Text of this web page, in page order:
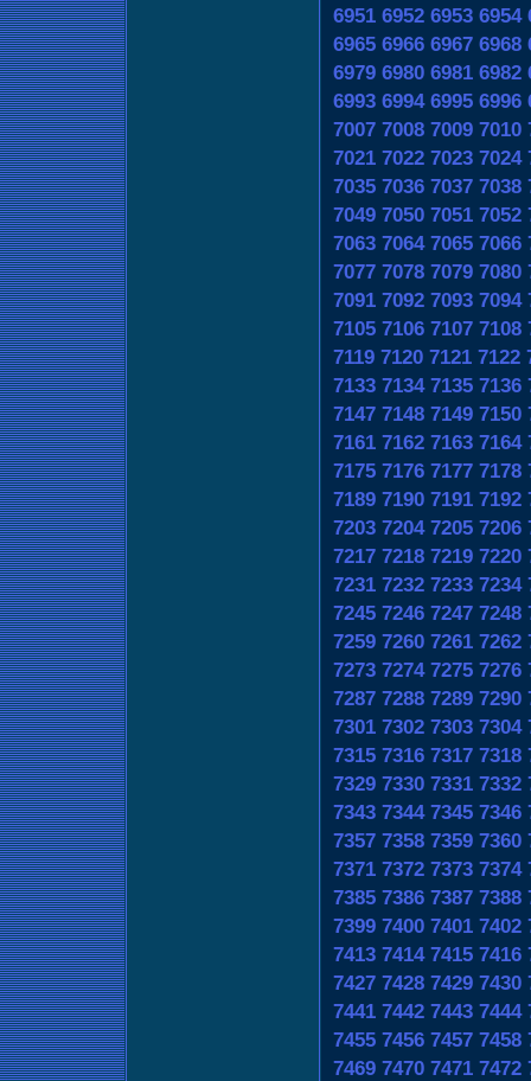
6951 6952 6953 6954
6965 6966 6967 6968
6979 6980 6981 6982
6993 6994 6995 6996
7007 7008 7009 7010
7021 7022 7023 7024
7035 7036 7037 7038
7049 7050 7051 7052
7063 7064 7065 7066
7077 7078 7079 7080
7091 7092 7093 7094
7105 7106 7107 7108
7119 7120 7121 7122
7133 7134 7135 7136
7147 7148 7149 7150
7161 7162 7163 7164
7175 7176 7177 7178
7189 7190 7191 7192
7203 7204 7205 7206
7217 7218 7219 7220
7231 7232 7233 7234
7245 7246 7247 7248
7259 7260 7261 7262
7273 7274 7275 7276
7287 7288 7289 7290
7301 7302 7303 7304
7315 7316 7317 7318
7329 7330 7331 7332
7343 7344 7345 7346
7357 7358 7359 7360
7371 7372 7373 7374
7385 7386 7387 7388
7399 7400 7401 7402
7413 7414 7415 7416
7427 7428 7429 7430
7441 7442 7443 7444
7455 7456 7457 7458
7469 7470 7471 7472